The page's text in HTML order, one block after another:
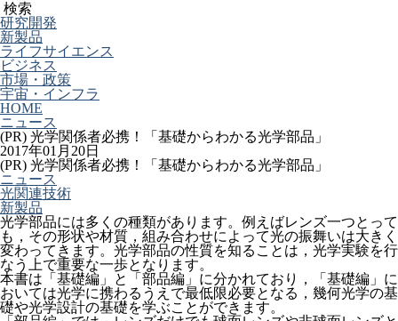
検索
研究開発
新製品
ライフサイエンス
ビジネス
市場・政策
宇宙・インフラ
HOME
ニュース
(PR) 光学関係者必携！「基礎からわかる光学部品」
2017年01月20日
(PR) 光学関係者必携！「基礎からわかる光学部品」
ニュース
光関連技術
新製品
光学部品には多くの種類があります。例えばレンズ一つとって
も，その形状や材質，組み合わせによって光の振舞いは大きく
変わってきます。光学部品の性質を知ることは，光学実験を行
なう上で重要な一歩となります。
本書は「基礎編」と「部品編」に分かれており，「基礎編」に
おいては光学に携わるうえで最低限必要となる，幾何光学の基
礎や光学設計の基礎を学ぶことができます。